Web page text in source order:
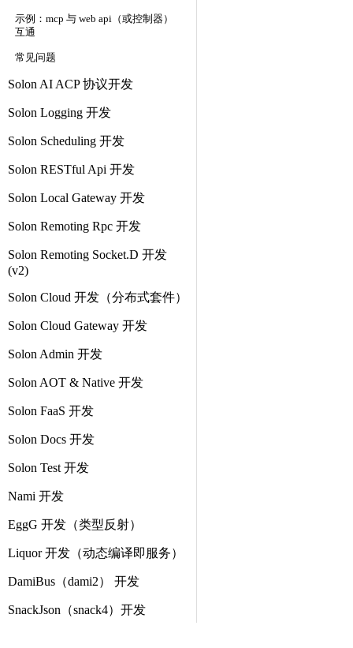
示例：mcp 与 web api（或控制器）
互通
常见问题
Solon AI ACP 协议开发
Solon Logging 开发
Solon Scheduling 开发
Solon RESTful Api 开发
Solon Local Gateway 开发
Solon Remoting Rpc 开发
Solon Remoting Socket.D 开发
(v2)
Solon Cloud 开发（分布式套件）
Solon Cloud Gateway 开发
Solon Admin 开发
Solon AOT & Native 开发
Solon FaaS 开发
Solon Docs 开发
Solon Test 开发
Nami 开发
EggG 开发（类型反射）
Liquor 开发（动态编译即服务）
DamiBus（dami2） 开发
SnackJson（snack4）开发